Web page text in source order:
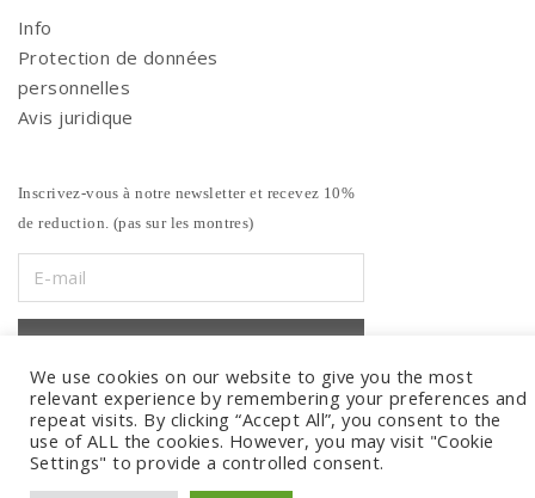
Info
Protection de données
personnelles
Avis juridique
Inscrivez-vous à notre newsletter et recevez 10%
de reduction. (pas sur les montres)
We use cookies on our website to give you the most
relevant experience by remembering your preferences and
repeat visits. By clicking “Accept All”, you consent to the
use of ALL the cookies. However, you may visit "Cookie
Settings" to provide a controlled consent.